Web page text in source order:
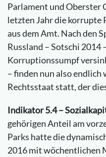
Parlament und Oberster
letzten Jahr die korrupte
aus dem Amt. Nach den
Russland – Sotschi 2014
Korruptionssumpf
– finden nun also endlich
Rechtsstaat statt, der
Indikator 5.4 –
gehörigen Anteil am
Parks hatte die
2016 mit wöchentlichen